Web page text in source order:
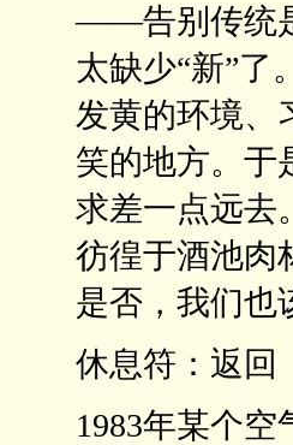
——告别传统
太缺少“新”了
发黄的环境、
笑的地方。于
求差一点远去
彷徨于酒池肉
是否，我们也
休息符：返回
1983年某个